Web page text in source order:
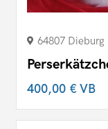
64807 Dieburg
400,00 €VB